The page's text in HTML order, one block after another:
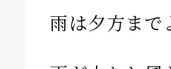
雨は夕方ま